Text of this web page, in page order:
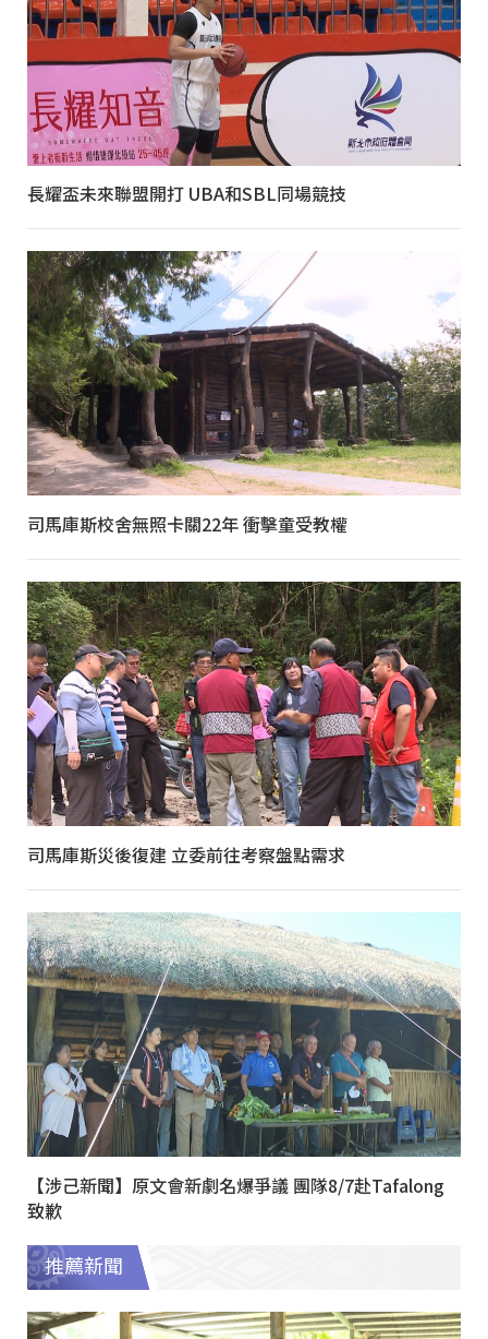
長耀盃未來聯盟開打 UBA和SBL同場競技
司馬庫斯校舍無照卡關22年 衝擊童受教權
司馬庫斯災後復建 立委前往考察盤點需求
【涉己新聞】原文會新劇名爆爭議 團隊8/7赴Tafalong
致歉
推薦新聞